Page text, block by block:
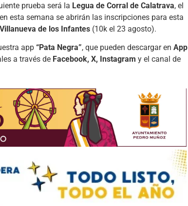
prueba será la Legua de Corral de Calatrava, el
en esta semana se abrirán las inscripciones para esta
Villanueva de los Infantes (10k el 23 agosto).
app “Pata Negra”, que pueden descargar en App
a través de Facebook, X, Instagram y el canal de